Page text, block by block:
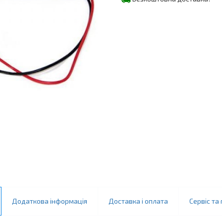
Додаткова інформація Доставка і оплата Сервіс та